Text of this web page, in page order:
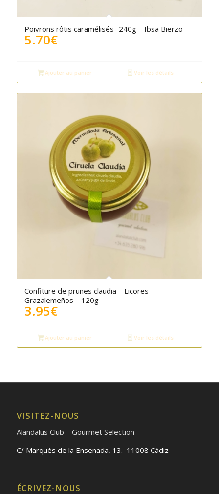
Poivrons rôtis caramélisés -240g – Ibsa Bierzo
5.70€
Ajouter au panier Voir les détails
Confiture de prunes claudia – Licores
Grazalemeños – 120g
3.95€
Ajouter au panier Voir les détails
VISITEZ-NOUS
Alándalus Club – Gourmet Selection
C/ Marqués de la Ensenada, 13. 11008 Cádiz
ÉCRIVEZ-NOUS